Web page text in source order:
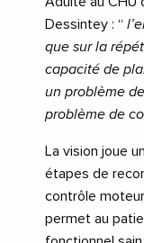
Dessintey : “
que sur la
capacité de
un problème
problème de
La vision joue
étapes de
contrôle
permet au